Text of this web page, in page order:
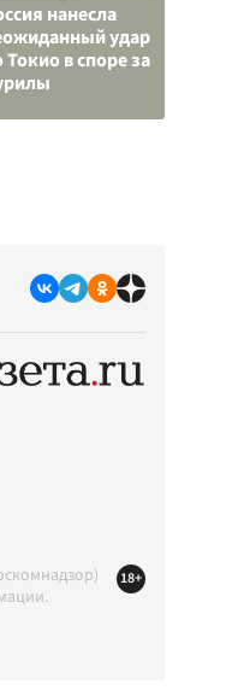
нанесла
удар
Токио в споре за
18+